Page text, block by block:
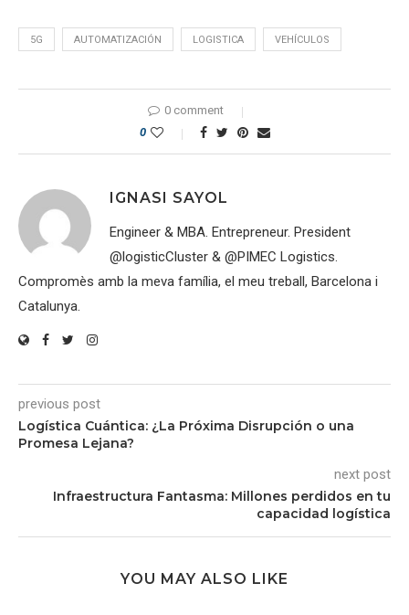
5G AUTOMATIZACIÓN LOGISTICA VEHÍCULOS
0 comment
0
IGNASI SAYOL
Engineer & MBA. Entrepreneur. President
@logisticCluster & @PIMEC Logistics.
Compromès amb la meva família, el meu treball, Barcelona i
Catalunya.
previous post
Logística Cuántica: ¿La Próxima Disrupción o una
Promesa Lejana?
next post
Infraestructura Fantasma: Millones perdidos en tu
capacidad logística
YOU MAY ALSO LIKE